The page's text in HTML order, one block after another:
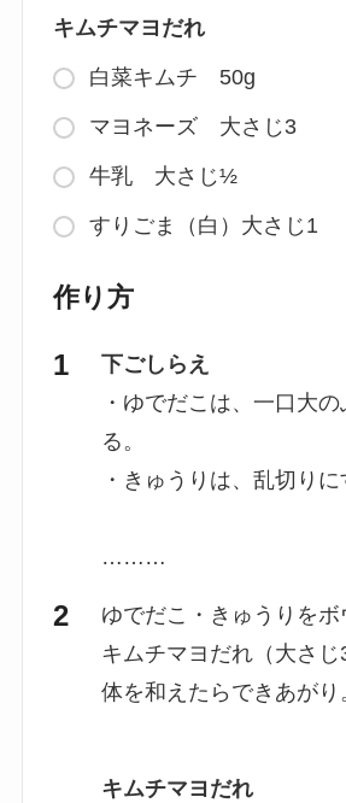
キムチマヨだれ
白菜キムチ 50g
マヨネーズ 大さじ3
牛乳 大さじ½
すりごま（白）大さじ1
作り方
下ごしらえ
・ゆでだこは、一口大
る。
・きゅうりは、乱切りに
………
ゆでだこ・きゅうりをボ
キムチマヨだれ（大さ
体を和えたらできあがり
キムチマヨだれ